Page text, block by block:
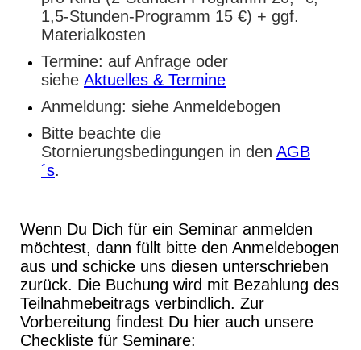
1,5-Stunden-Programm 15 €) + ggf.
Materialkosten
Termine: auf Anfrage oder
siehe Aktuelles & Termine
Anmeldung: siehe Anmeldebogen
Bitte beachte die
Stornierungsbedingungen in den AGB
´s.
Wenn Du Dich für ein Seminar anmelden
möchtest, dann füllt bitte den Anmeldebogen
aus und schicke uns diesen unterschrieben
zurück. Die Buchung wird mit Bezahlung des
Teilnahmebeitrags verbindlich. Zur
Vorbereitung findest Du hier auch unsere
Checkliste für Seminare: